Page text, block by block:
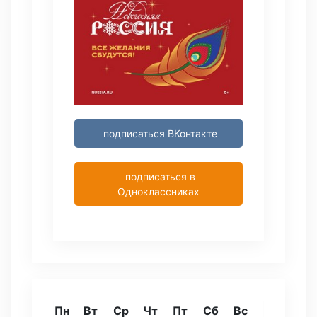
подписаться ВКонтакте
подписаться в
Одноклассниках
Пн Вт Ср Чт Пт Сб Вс